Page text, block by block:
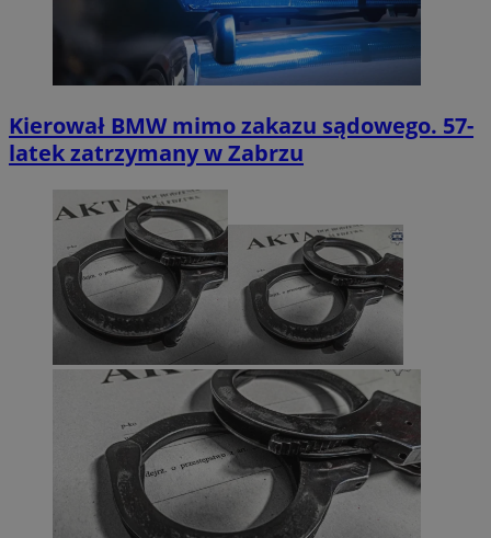
Kierował BMW mimo zakazu sądowego. 57-
latek zatrzymany w Zabrzu